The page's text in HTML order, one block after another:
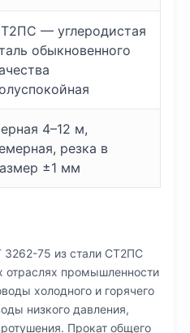
— углеродистая
обыкновенного
4–12 м,
резка в
±1 мм
75 из стали СТ2ПС
отраслях промышленности
холодного и горячего
низкого давления,
Прокат общего